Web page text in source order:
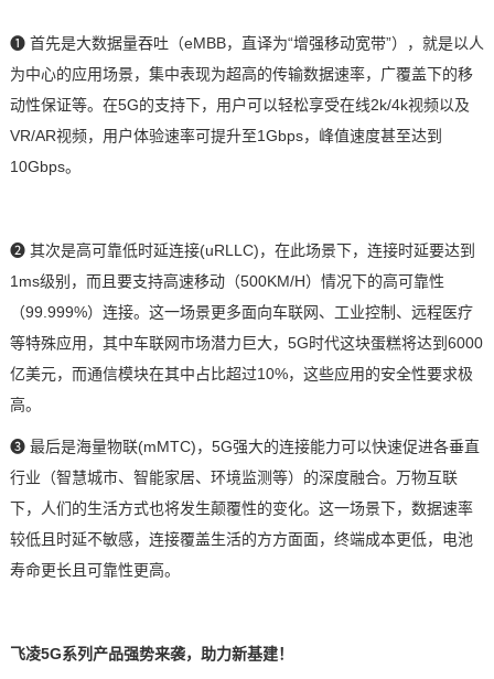
❶ 首先是大数据量吞吐（eMBB，直译为“增强移动宽带”），就是以人
为中心的应用场景，集中表现为超高的传输数据速率，广覆盖下的移
动性保证等。在5G的支持下，用户可以轻松享受在线2k/4k视频以及
VR/AR视频，用户体验速率可提升至1Gbps，峰值速度甚至达到
10Gbps。
❷ 其次是高可靠低时延连接(uRLLC)，在此场景下，连接时延要达到
1ms级别，而且要支持高速移动（500KM/H）情况下的高可靠性
（99.999%）连接。这一场景更多面向车联网、工业控制、远程医疗
等特殊应用，其中车联网市场潜力巨大，5G时代这块蛋糕将达到6000
亿美元，而通信模块在其中占比超过10%，这些应用的安全性要求极
高。
❸ 最后是海量物联(mMTC)，5G强大的连接能力可以快速促进各垂直
行业（智慧城市、 智能家居、 环境监测等）的深度融合。万物互联
下，人们的生活方式也将发生颠覆性的变化。这一场景下，数据速率
较低且时延不敏感，连接覆盖生活的方方面面，终端成本更低，电池
寿命更长且可靠性更高。
飞凌5G系列产品强势来袭，助力新基建！